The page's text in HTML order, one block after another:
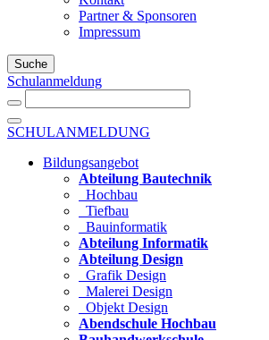
Partner & Sponsoren
Impressum
Suche
Schulanmeldung
SCHULANMELDUNG
Bildungsangebot
Abteilung Bautechnik
Hochbau
Tiefbau
Bauinformatik
Abteilung Informatik
Abteilung Design
Grafik Design
Malerei Design
Objekt Design
Abendschule Hochbau